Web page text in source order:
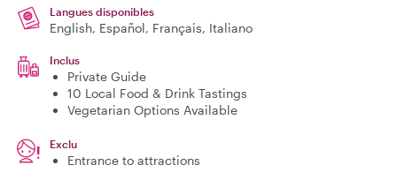
Langues disponibles
English, Español, Français, Italiano
Inclus
Private Guide
10 Local Food & Drink Tastings
Vegetarian Options Available
Exclu
Entrance to attractions